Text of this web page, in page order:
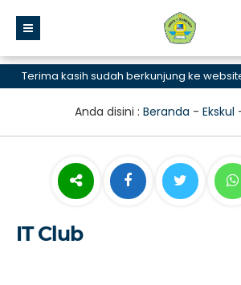
Terima kasih sudah berkunjung ke website
Anda disini : Beranda - Ekskul
IT Club